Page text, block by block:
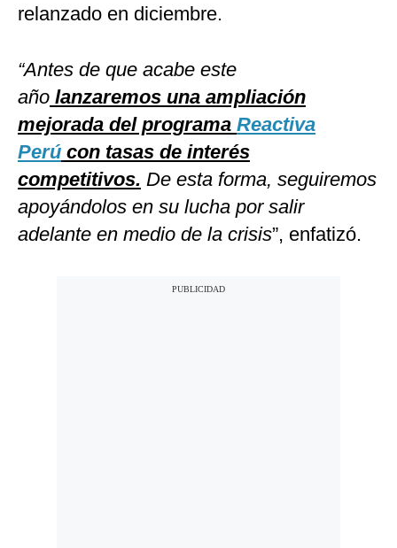
relanzado en diciembre.
“Antes de que acabe este
año lanzaremos una ampliación
mejorada del programa Reactiva
Perú con tasas de interés
competitivos. De esta forma, seguiremos
apoyándolos en su lucha por salir
adelante en medio de la crisis”, enfatizó.